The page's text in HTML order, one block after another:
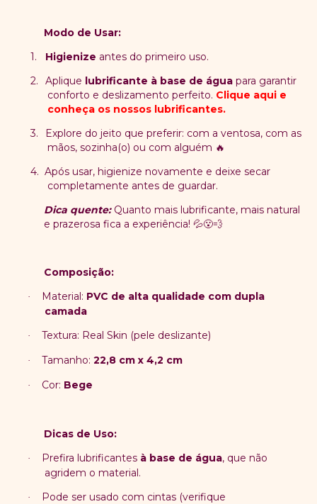
Modo de Usar:
1.
Higienize antes do primeiro uso.
2.
Aplique lubrificante à base de água para garantir
conforto e deslizamento perfeito. Clique aqui e
conheça os nossos lubrificantes.
3.
Explore do jeito que preferir: com a ventosa, com as
mãos, sozinha(o) ou com alguém 🔥
4. Após usar, higienize novamente e deixe secar
completamente antes de guardar.
Dica quente:Quanto mais lubrificante, mais natural
e prazerosa fica a experiência!💦😮‍💨
Composição:
· Material: PVC de alta qualidade com dupla
camada
· Textura: Real Skin (pele deslizante)
· Tamanho: 22,8 cm x 4,2 cm
· Cor: Bege
Dicas de Uso:
· Prefira lubrificantes à base de água, que não
agridem o material.
·
Pode ser usado com cintas (verifique